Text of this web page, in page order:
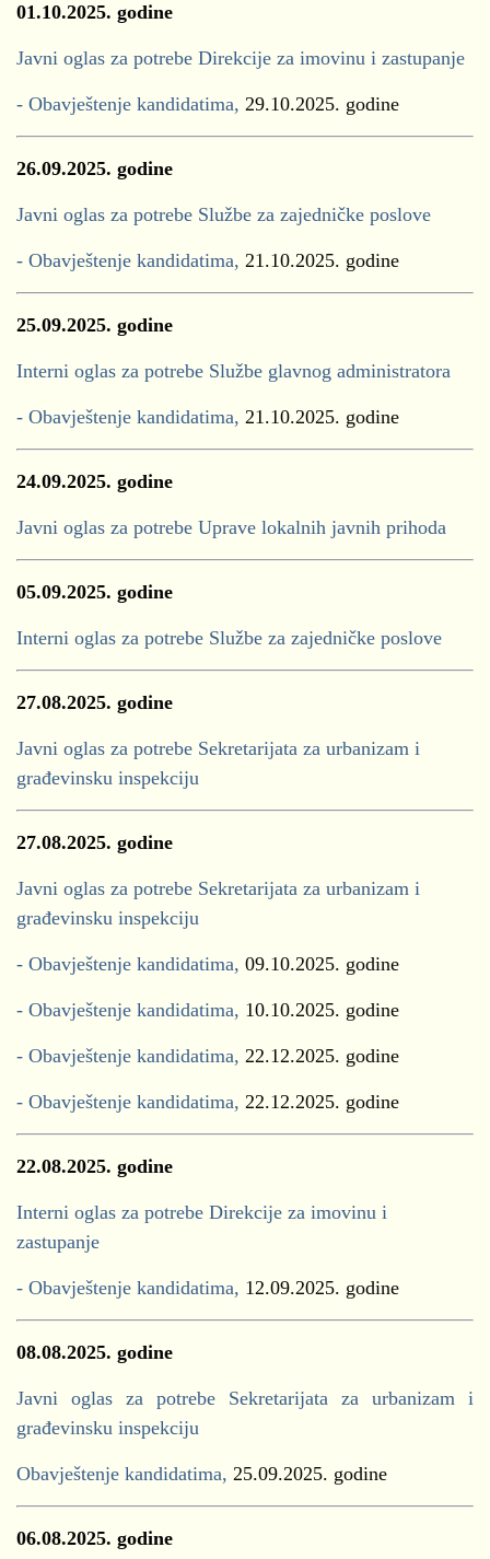
01.10.2025. godine
Javni oglas za potrebe Direkcije za imovinu i zastupanje
- Obavještenje kandidatima, 29.10.2025. godine
26.09.2025. godine
Javni oglas za potrebe Službe za zajedničke poslove
- Obavještenje kandidatima, 21.10.2025. godine
25.09.2025. godine
Interni oglas za potrebe Službe glavnog administratora
- Obavještenje kandidatima, 21.10.2025. godine
24.09.2025. godine
Javni oglas za potrebe Uprave lokalnih javnih prihoda
05.09.2025. godine
Interni oglas za potrebe Službe za zajedničke poslove
27.08.2025. godine
Javni oglas za potrebe Sekretarijata za urbanizam i
građevinsku inspekciju
27.08.2025. godine
Javni oglas za potrebe Sekretarijata za urbanizam i
građevinsku inspekciju
- Obavještenje kandidatima, 09.10.2025. godine
- Obavještenje kandidatima, 10.10.2025. godine
- Obavještenje kandidatima, 22.12.2025. godine
- Obavještenje kandidatima, 22.12.2025. godine
22.08.2025. godine
Interni oglas za potrebe Direkcije za imovinu i
zastupanje
- Obavještenje kandidatima, 12.09.2025. godine
08.08.2025. godine
Javni oglas za potrebe Sekretarijata za urbanizam i
građevinsku inspekciju
Obavještenje kandidatima, 25.09.2025. godine
06.08.2025. godine